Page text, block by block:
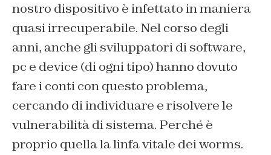
nostro dispositivo è infettato in maniera
quasi irrecuperabile. Nel corso degli
anni, anche gli sviluppatori di software,
pc e device (di ogni tipo) hanno dovuto
fare i conti con questo problema,
cercando di individuare e risolvere le
vulnerabilità di sistema. Perché è
proprio quella la linfa vitale dei worms.